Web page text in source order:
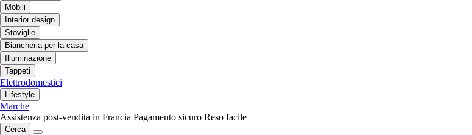
Mobili
Interior design
Stoviglie
Biancheria per la casa
Illuminazione
Tappeti
Elettrodomestici
Lifestyle
Marche
Assistenza post-vendita in Francia Pagamento sicuro Reso facile
Cerca